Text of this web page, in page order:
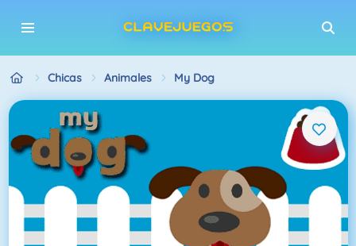
Chicas Animales My Dog